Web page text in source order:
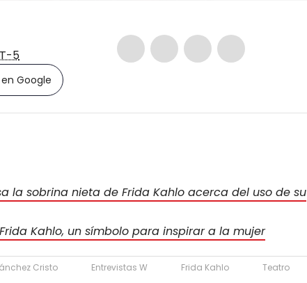
5
Google
la sobrina nieta de Frida Kahlo acerca del uso de su
Kahlo, un símbolo para inspirar a la mujer
Cristo Entrevistas W Frida Kahlo
Teatro